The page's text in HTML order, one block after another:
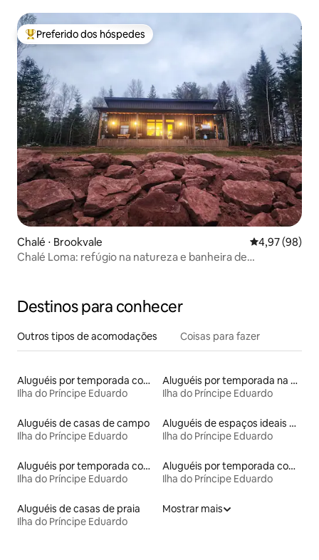
Entre os melhores preferidos dos hóspedes
Preferido dos hóspedes
Chalé ⋅ Brookvale 4,97 de uma
4,97 (98)
Chalé Loma: refúgio na natureza e banheira de
Destinos para conhecer
Outros tipos de acomodações Coisas para fazer
Aluguéis por temporada com acesso ao lago
Ilha do Príncipe Eduardo
Aluguéis por temporada na orla
Ilha do Príncipe Eduardo
Aluguéis de casas de campo
Ilha do Príncipe Eduardo
Aluguéis de espaços ideais para famílias
Ilha do Príncipe Eduardo
Aluguéis por temporada com café da manhã
Ilha do Príncipe Eduardo
Aluguéis por temporada com suítes privativas
Ilha do Príncipe Eduardo
Aluguéis de casas de praia
Ilha do Príncipe Eduardo
Mostrar mais